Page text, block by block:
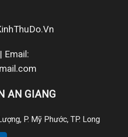
Email:
AN GIANG
P. Mỹ Phước, TP. Long